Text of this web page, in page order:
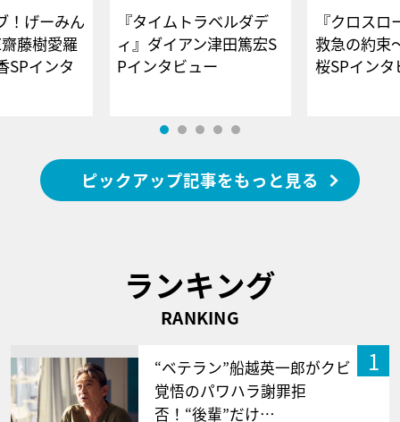
！げーみん
藤樹愛羅
SPインタ
『タイムトラベルダデ
ィ』ダイアン津田篤宏S
Pインタビュー
『クロス
救急の約束
桜SPイ
ピックアップ記事をもっと見る
ランキング
RANKING
1
“ベテラン”船越英一郎がクビ
覚悟のパワハラ謝罪拒
否！“後輩”だけ…